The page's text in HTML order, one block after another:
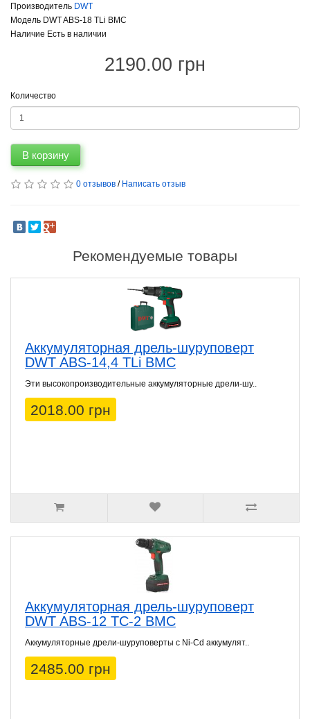
Производитель DWT
Модель DWT ABS-18 TLi BMC
Наличие Есть в наличии
2190.00 грн
Количество
В корзину
0 отзывов / Написать отзыв
Рекомендуемые товары
Аккумуляторная дрель-шуруповерт
DWT ABS-14,4 TLi BMC
Эти высокопроизводительные аккумуляторные дрели-шу..
2018.00 грн
Аккумуляторная дрель-шуруповерт
DWT ABS-12 TC-2 BMC
Аккумуляторные дрели-шуруповерты с Ni-Cd аккумулят..
2485.00 грн